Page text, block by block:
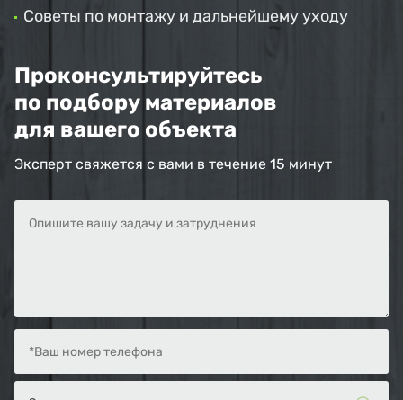
Советы по монтажу и дальнейшему уходу
Проконсультируйтесь
по подбору материалов
для вашего объекта
Эксперт свяжется с вами в течение 15 минут